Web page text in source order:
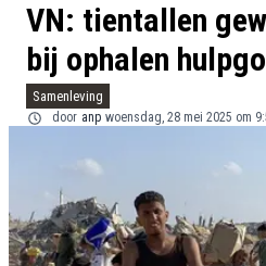
VN: tientallen
bij ophalen
Samenleving
door anp woensdag, 28 mei 2025 om